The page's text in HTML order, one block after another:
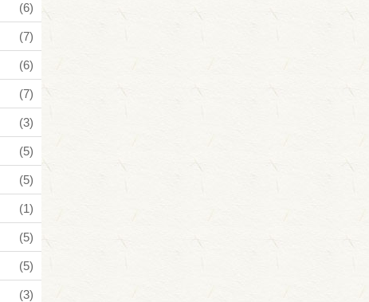
(6)
(7)
(6)
(7)
(3)
(5)
(5)
(1)
(5)
(5)
(3)